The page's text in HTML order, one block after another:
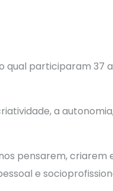
participaram 37
a
pensarem, criarem
e